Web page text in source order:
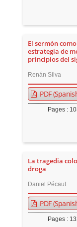
El sermón
estrategia de
principios del
Renán Silva
PDF
Pages :
La tragedia
droga
Daniel Pécaut
PDF
Pages :